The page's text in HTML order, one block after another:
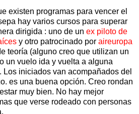
existen programas para vencer el
hay varios cursos para superar
dirigida : uno de un ex piloto de
y otro patrocinado por aireuropa
teoría (alguno creo que utilizan un
un vuelo ida y vuelta a alguna
iniciados van acompañados del
es una buena opción. Creo rondan
muy bien. No hay mejor
que verse rodeado con personas